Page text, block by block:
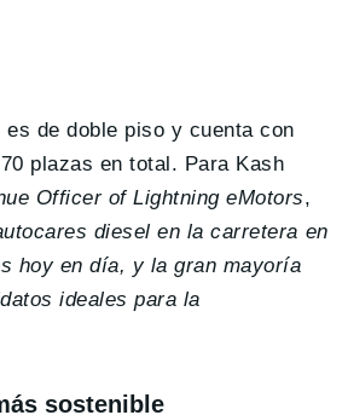
es de doble piso y cuenta con
plazas en total. Para Kash
Officer of Lightning eMotors,
diesel en la carretera en
hoy en día, y la gran mayoría
ideales para la
sostenible